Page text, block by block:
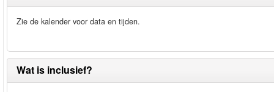
Zie de kalender voor data en tijden.
Wat is inclusief?